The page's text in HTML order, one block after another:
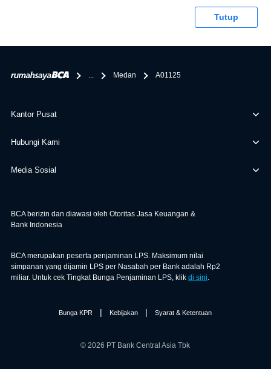
tentang properti disini BCA hanya sebagai pihak
bertanggung jawab terhadap informasi yang rekanan
Tutup
... Medan A01125
Kantor Pusat
Hubungi Kami
Media Sosial
BCA berizin dan diawasi oleh Otoritas Jasa Keuangan &
Bank Indonesia
BCA merupakan peserta penjaminan LPS. Maksimum nilai
simpanan yang dijamin LPS per Nasabah per Bank adalah Rp2
miliar. Untuk cek Tingkat Bunga Penjaminan LPS, klik di sini.
Bunga KPR | Kebijakan | Syarat & Ketentuan
© 2026 PT Bank Central Asia Tbk